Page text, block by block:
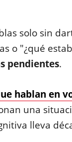
solo sin
o "¿qué
pendientes.
hablan en
una
lleva